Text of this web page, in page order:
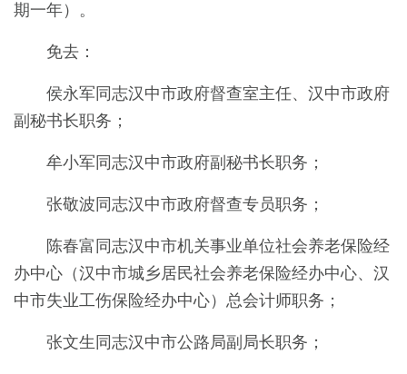
期一年）。
免去：
侯永军同志汉中市政府督查室主任、 汉中市政府
副秘书长职务；
牟小军同志汉中市政府副秘书长职务；
张敬波同志汉中市政府督查专员职务；
陈春富同志汉中市机关事业单位社会养老保险经
办中心（汉中市城乡居民社会养老保险经办中心、汉
中市失业工伤保险经办中心）总会计师职务；
张文生同志汉中市公路局副局长职务；